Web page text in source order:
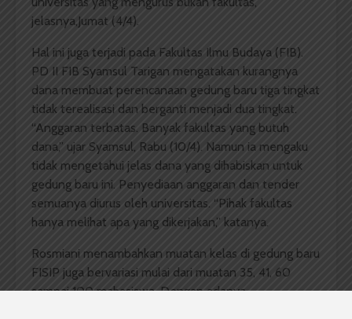
jelasnya,Jumat (4/4).
Hal ini juga terjadi pada Fakultas Ilmu Budaya (FIB).
PD II FIB Syamsul Tarigan mengatakan kurangnya
dana membuat perencanaan gedung baru tiga tingkat
tidak terealisasi dan berganti menjadi dua tingkat.
“Anggaran terbatas. Banyak fakultas yang butuh
dana,” ujar Syamsul, Rabu (10/4). Namun ia mengaku
tidak mengetahui jelas dana yang dihabiskan untuk
gedung baru ini. Penyediaan anggaran dan tender
semuanya diurus oleh universitas. “Pihak fakultas
hanya melihat apa yang dikerjakan,” katanya.
Rosmiani menambahkan muatan kelas di gedung baru
FISIP juga bervariasi mulai dari muatan 35, 41, 60
sampai 100 mahasiswa. Dengan adanya